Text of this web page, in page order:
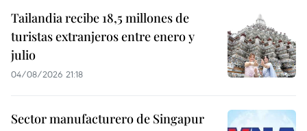
Tailandia recibe 18,5 millones de
turistas extranjeros entre enero y
julio
04/08/2026 21:18
Sector manufacturero de Singapur